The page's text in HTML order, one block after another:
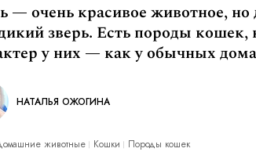
— очень красивое животное,
зверь. Есть породы
у них — как у обычных
НАТАЛЬЯ ОЖОГИНА
животные Кошки Породы кошек